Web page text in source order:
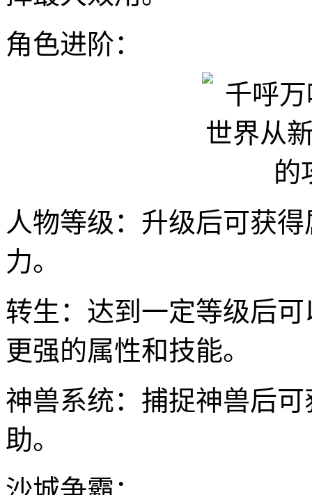
角色进阶：
人物等级：升级后可获
力。
转生：达到一定等级后
更强的属性和技能。
神兽系统：捕捉神兽后
助。